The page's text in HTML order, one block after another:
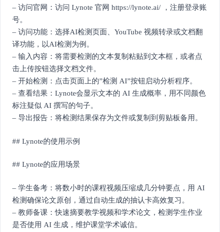
– 访问官网：访问 Lynote 官网 https://lynote.ai/ ，注册登录账
号。
– 访问功能：选择AI检测页面、YouTube 视频转录或文档翻
译功能，以AI检测为例。
– 输入内容：将需要检测的文本复制粘贴到文本框，或者点
击上传按钮选择文档文件。
– 开始检测：点击页面上的”检测 AI”按钮启动分析程序。
– 查看结果：Lynote会显示文本的 AI 生成概率，用不同颜色
标注疑似 AI 撰写的句子。
– 导出报告：将检测结果保存为文件或复制到剪贴板备用。
## Lynote的使用示例
## Lynote的应用场景
– 学生备考：将数小时的课程视频压缩成几分钟要点，用 AI
检测确保论文原创，通过自动生成的抽认卡高效复习。
– 教师备课：快速摘要教学视频和学术论文，检测学生作业
是否使用 AI 生成，维护课堂学术诚信。